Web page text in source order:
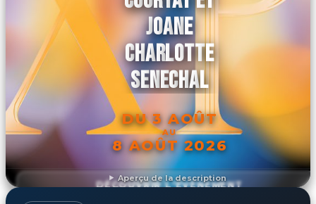
Aperçu de la description
JOANE
CHARLOTTE
SENECHAL
DU 3 AOÛT
AU
8 AOÛT 2026
DÉCOUVRIR L'ÉVÉNEMENT